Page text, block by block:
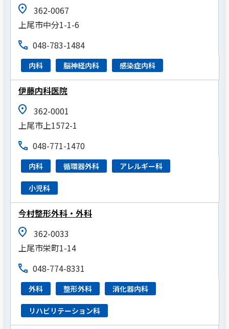
362-0067
上尾市中分1-1-6
048-783-1484
内科 脳神経内科 感染症内科
伊藤内科医院
362-0001
上尾市上1572-1
048-771-1470
内科 循環器外科 アレルギー科
小児科
今村整形外科・外科
362-0033
上尾市栄町1-14
048-774-8331
外科 整形外科 消化器内科
リハビリテーション科